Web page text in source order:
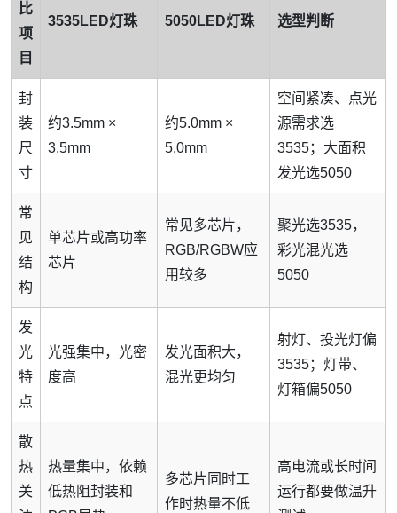
比
项
目
3535LED灯珠 5050LED灯珠 选型判断
封
装
尺
寸
约3.5mm ×
3.5mm
约5.0mm ×
5.0mm
空间紧凑、点光
源需求选
3535；大面积
发光选5050
常
见
结
构
单芯片或高功率
芯片
常见多芯片，
RGB/RGBW应
用较多
聚光选3535，
彩光混光选
5050
发
光
特
点
光强集中，光密
度高
发光面积大，
混光更均匀
射灯、投光灯偏
3535；灯带、
灯箱偏5050
散
热
关
热量集中，依赖
低热阻封装和
多芯片同时工
作时热量不低
高电流或长时间
运行都要做温升